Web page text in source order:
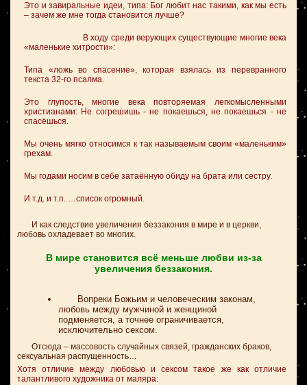
Это и завиральные идеи, типа: Бог любит нас такими, как мы есть
– зачем же мне тогда становится лучше?
В ходу среди верующих существующие многие века
«маленькие хитрости»:
Типа «ложь во спасение», которая взялась из перевранного
текста 32-го псалма.
Это глупость, многие века повторяемая легкомысленными
христианами: Не согрешишь - не покаешься, не покаешься - не
спасёшься.
Мы очень мягко относимся к так называемым своим «маленьким»
грехам.
Мы годами носим в себе затаённую обиду на брата или сестру.
И т.д. и т.п. …список огромный.
И как следствие увеличения беззакония в мире и в церкви,
любовь охладевает во многих.
В мире становится всё меньше любви из-за
увеличения беззакония.
Вопреки Божьим и человеческим законам,
любовь между мужчиной и женщиной
подменяется, а точнее ограничивается,
исключительно сексом.
Отсюда – массовость случайных связей, гражданских браков,
сексуальная распущенность…
Хотя отличие между любовью и сексом такое же как отличие
талантливого художника от маляра: